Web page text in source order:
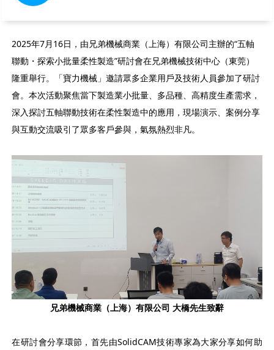
2025年7月16日，由兄弟機械商業（上海）有限公司主辦的“五軸
聯動・探索小批量柔性製造”研討會在兄弟機械技術中心（東莞）
隆重舉行。「寶力機械」邀請眾多企業用戶及技術人員參加了研討
會。本次活動聚焦當下製造業小批量、多品種、高精度生產需求，
深入探討五軸聯動技術在柔性製造中的應用，現場演示、案例分享
與互動交流吸引了眾多客戶參與，氣氛熱烈非凡。
兄弟機械商業（上海）有限公司 大橋先生致辭
在研討會分享環節，首先由SolidCAM技術專家為大家分享如何助